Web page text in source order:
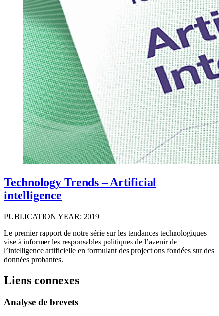
Technology Trends – Artificial
intelligence
PUBLICATION YEAR: 2019
Le premier rapport de notre série sur les tendances technologiques
vise à informer les responsables politiques de l’avenir de
l’intelligence artificielle en formulant des projections fondées sur des
données probantes.
Liens connexes
Analyse de brevets